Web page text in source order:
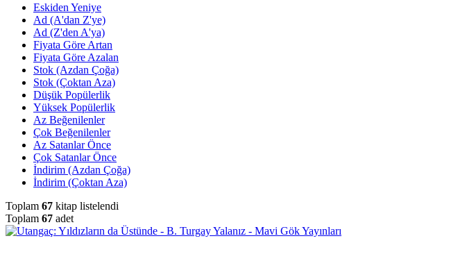
Eskiden Yeniye
Ad (A'dan Z'ye)
Ad (Z'den A'ya)
Fiyata Göre Artan
Fiyata Göre Azalan
Stok (Azdan Çoğa)
Stok (Çoktan Aza)
Düşük Popülerlik
Yüksek Popülerlik
Az Beğenilenler
Çok Beğenilenler
Az Satanlar Önce
Çok Satanlar Önce
İndirim (Azdan Çoğa)
İndirim (Çoktan Aza)
Toplam 67 kitap listelendi
Toplam 67 adet